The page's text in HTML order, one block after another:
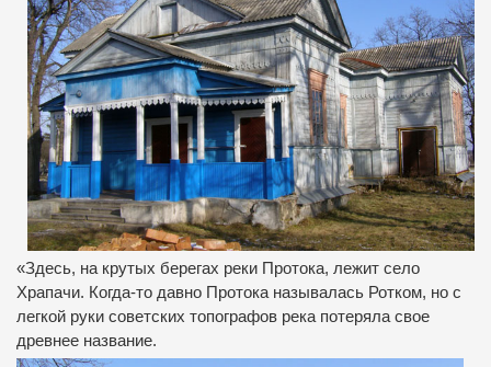
«Здесь, на крутых берегах реки Протока, лежит село
Храпачи. Когда-то давно Протока называлась Ротком, но с
легкой руки советских топографов река потеряла свое
древнее название.